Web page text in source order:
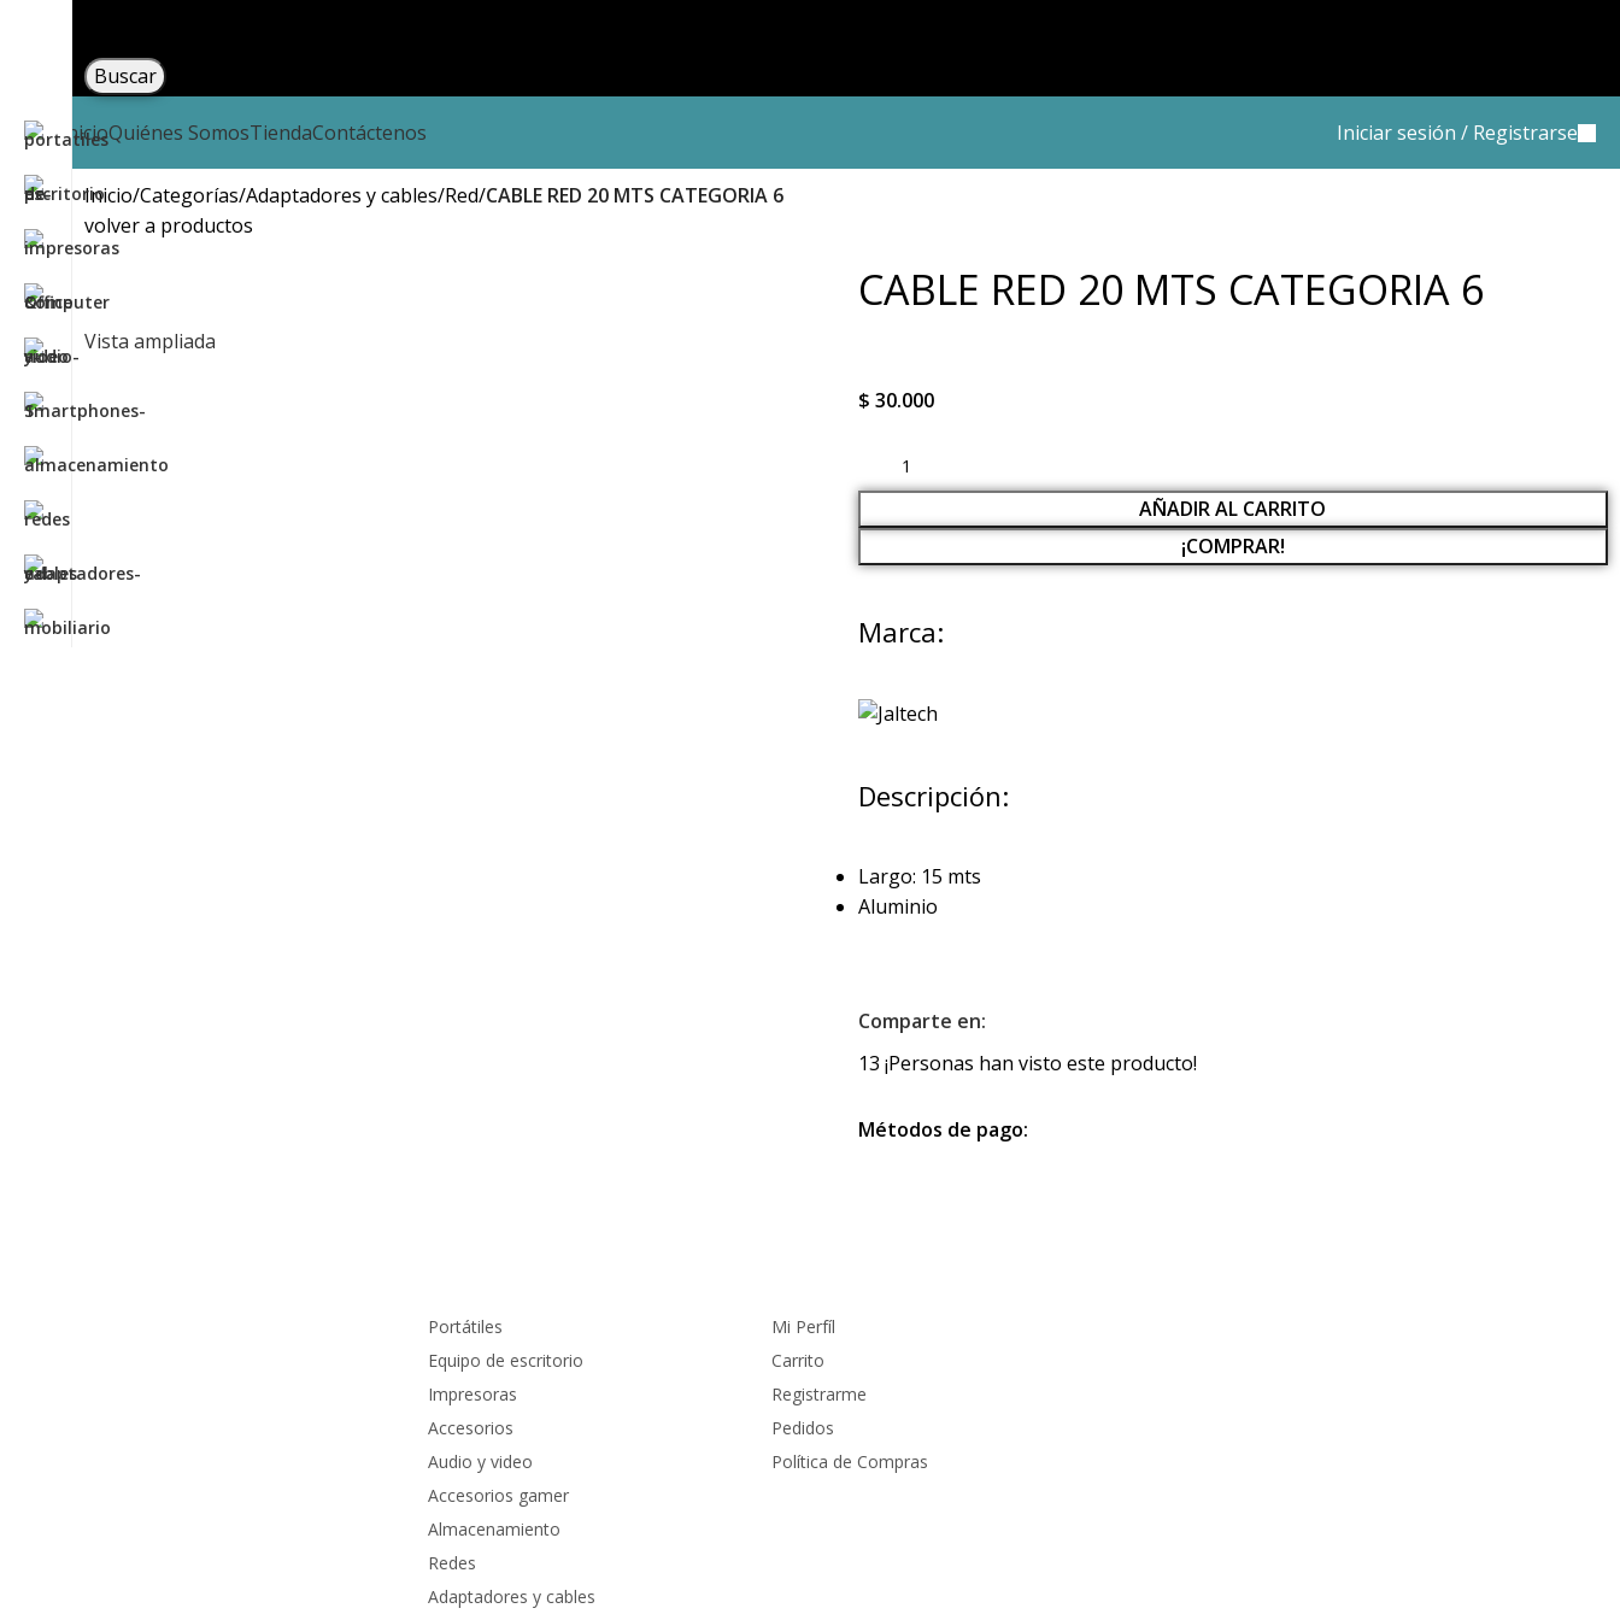
Buscar
InicioQuiénes SomosTiendaContáctenos Iniciar sesión / Registrarse
Inicio Categorías Adaptadores y cables Red CABLE RED 20 MTS CATEGORIA 6
volver a productos
Vista ampliada
CABLE RED 20 MTS CATEGORIA 6
$ 30.000
AÑADIR AL CARRITO
¡COMPRAR!
Marca:
Descripción:
Largo: 15 mts
Aluminio
Comparte en:
13 ¡Personas han visto este producto!
Métodos de pago:
Portátiles
Equipo de escritorio
Impresoras
Accesorios
Audio y video
Accesorios gamer
Almacenamiento
Redes
Adaptadores y cables
Mi Perfíl
Carrito
Registrarme
Pedidos
Política de Compras